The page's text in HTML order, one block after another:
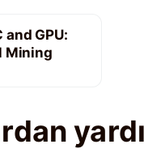
GPU:
Mining